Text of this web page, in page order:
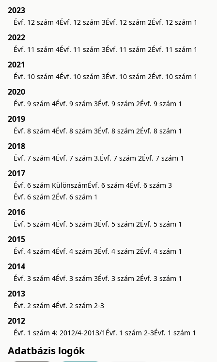
2023
Évf. 12 szám 4Évf. 12 szám 3Évf. 12 szám 2Évf. 12 szám 1
2022
Évf. 11 szám 4Évf. 11 szám 3Évf. 11 szám 2Évf. 11 szám 1
2021
Évf. 10 szám 4Évf. 10 szám 3Évf. 10 szám 2Évf. 10 szám 1
2020
Évf. 9 szám 4Évf. 9 szám 3Évf. 9 szám 2Évf. 9 szám 1
2019
Évf. 8 szám 4Évf. 8 szám 3Évf. 8 szám 2Évf. 8 szám 1
2018
Évf. 7 szám 4Évf. 7 szám 3.Évf. 7 szám 2Évf. 7 szám 1
2017
Évf. 6 szám KülönszámÉvf. 6 szám 4Évf. 6 szám 3
Évf. 6 szám 2Évf. 6 szám 1
2016
Évf. 5 szám 4Évf. 5 szám 3Évf. 5 szám 2Évf. 5 szám 1
2015
Évf. 4 szám 4Évf. 4 szám 3Évf. 4 szám 2Évf. 4 szám 1
2014
Évf. 3 szám 4Évf. 3 szám 3Évf. 3 szám 2Évf. 3 szám 1
2013
Évf. 2 szám 4Évf. 2 szám 2-3
2012
Évf. 1 szám 4: 2012/4-2013/1 Évf. 1 szám 2-3Évf. 1 szám 1
Adatbázis logók